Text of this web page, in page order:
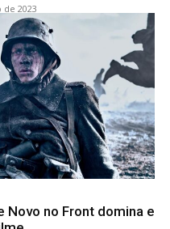
2023
Novo no Front domina e